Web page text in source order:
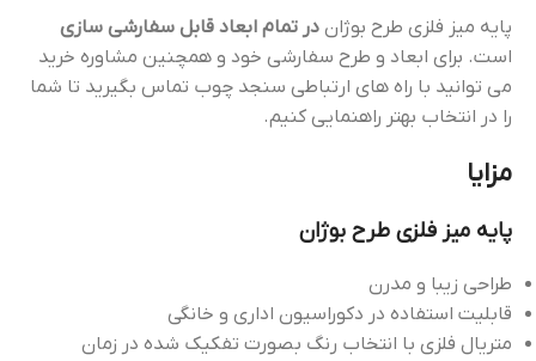
پایه میز فلزی طرح بوژان در تمام ابعاد قابل سفارشی سازی
است. برای ابعاد و طرح سفارشی خود و همچنین مشاوره خرید
می توانید با راه های ارتباطی سنجد چوب تماس بگیرید تا شما
را در انتخاب بهتر راهنمایی کنیم.
مزایا
پایه میز فلزی طرح بوژان
طراحی زیبا و مدرن
قابلیت استفاده در دکوراسیون اداری و خانگی
متریال فلزی با انتخاب رنگ بصورت تفکیک شده در زمان